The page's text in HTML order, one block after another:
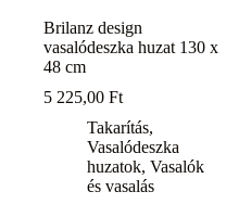
Brilanz design
vasalódeszka huzat 130 x
48 cm
5 225,00 Ft
Takarítás,
Vasalódeszka
huzatok, Vasalók
és vasalás